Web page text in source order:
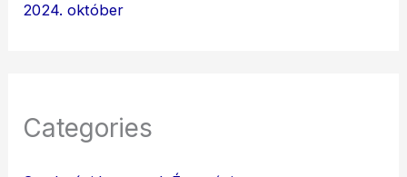
2024. október
Categories